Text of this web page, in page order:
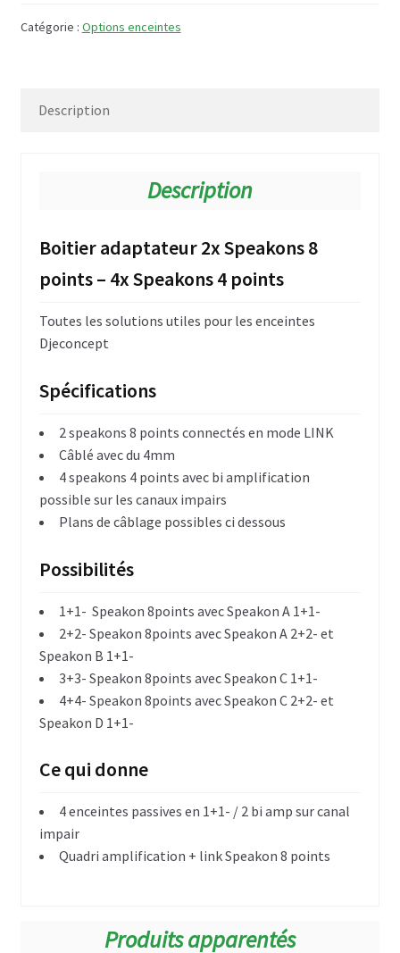
KF 215 & KF 215xt
KR 208xt
KR 406
Renfort de grave
RB 208
RB 115
RB 218
Subwoofer
SB 112
Monitoring
Catégorie : Options enceintes
Description
Description
Boitier adaptateur 2x Speakons 8
points – 4x Speakons 4 points
Toutes les solutions utiles pour les enceintes
Djeconcept
Spécifications
2 speakons 8 points connectés en mode LINK
Câblé avec du 4mm
4 speakons 4 points avec bi amplification
possible sur les canaux impairs
Plans de câblage possibles ci dessous
Possibilités
1+1- Speakon 8points avec Speakon A 1+1-
2+2- Speakon 8points avec Speakon A 2+2- et
Speakon B 1+1-
3+3- Speakon 8points avec Speakon C 1+1-
4+4- Speakon 8points avec Speakon C 2+2- et
Speakon D 1+1-
Ce qui donne
4 enceintes passives en 1+1- / 2 bi amp sur canal
impair
Quadri amplification + link Speakon 8 points
Produits apparentés